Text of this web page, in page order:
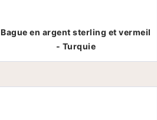
Bague en argent sterling et vermeil
- Turquie